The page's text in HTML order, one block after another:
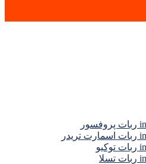
ربات پروفسور
ربات اسمارت تریدر
ربات توکیو
ربات تسلا